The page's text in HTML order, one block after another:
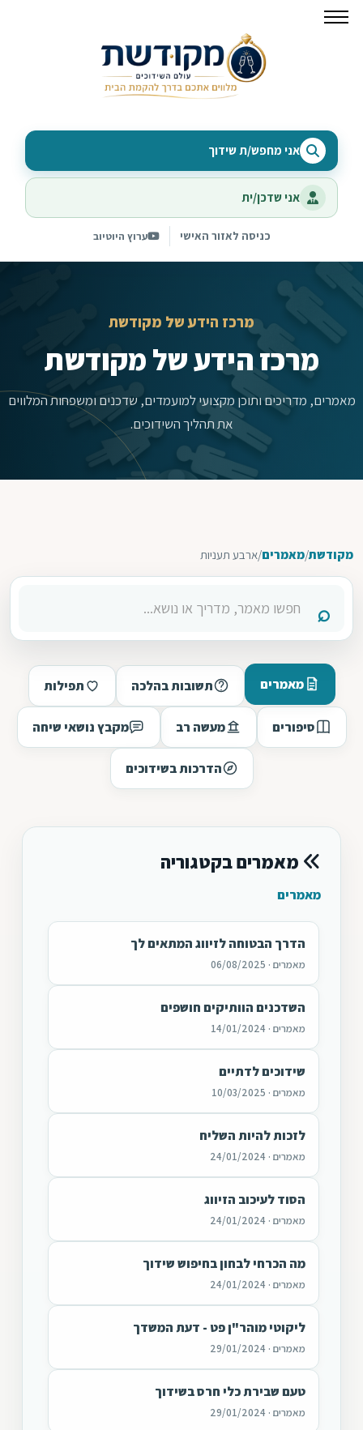
אני מחפש/ת שידוך
אני שדכן/ית
כניסה לאזור האישי ערוץ היוטיוב
מרכז הידע של מקודשת
מרכז הידע של מקודשת
מאמרים, מדריכים ותוכן מקצועי למועמדים, שדכנים ומשפחות המלווים
את תהליך השידוכים.
מקודשת/מאמרים/ארבע תעניות
מאמרים תשובות בהלכה תפילות
סיפורים מעשה רב מקבץ נושאי שיחה
הדרכות בשידוכים
מאמרים בקטגוריה
מאמרים
הדרך הבטוחה לזיווג המתאים לך
מאמרים · 06/08/2025
השדכנים הוותיקים חושפים
מאמרים · 14/01/2024
שידוכים לדתיים
מאמרים · 10/03/2025
לזכות להיות השליח
מאמרים · 24/01/2024
הסוד לעיכוב הזיווג
מאמרים · 24/01/2024
מה הכרחי לבחון בחיפוש שידוך
מאמרים · 24/01/2024
ליקוטי מוהר"ן פט - דעת המשדך
מאמרים · 29/01/2024
טעם שבירת כלי חרס בשידוך
מאמרים · 29/01/2024